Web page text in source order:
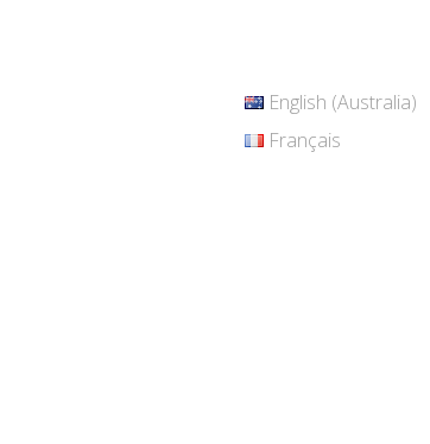
English (Australia)
Français